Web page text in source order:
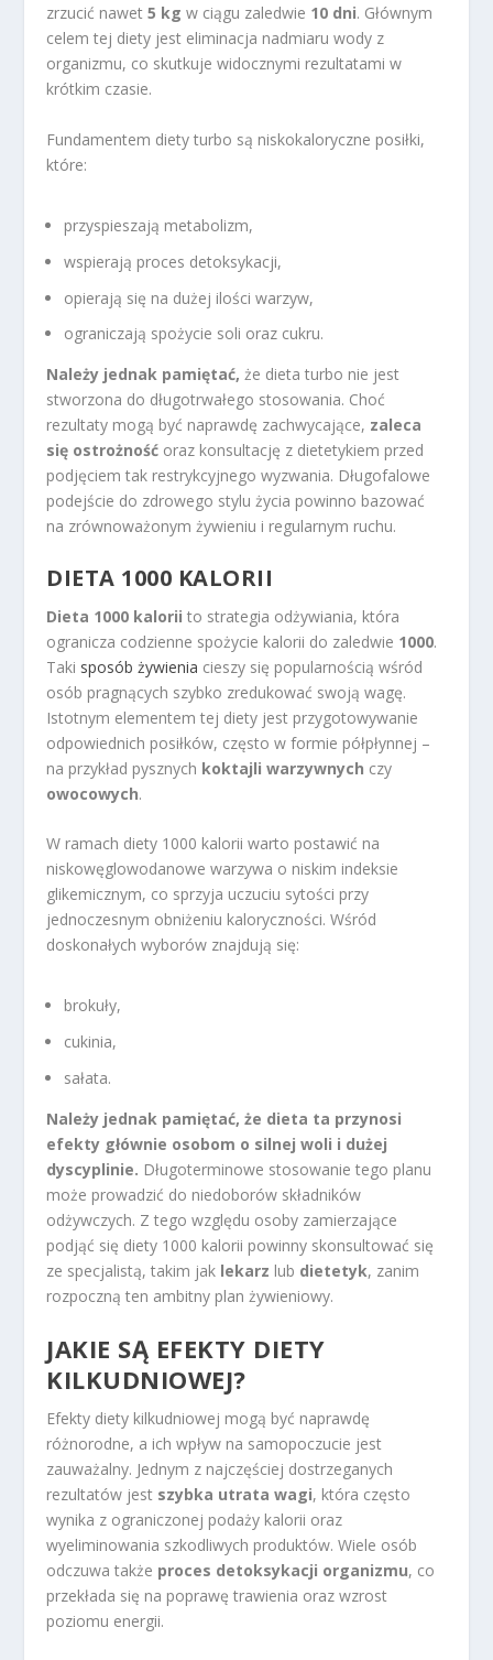
zrzucić nawet5 kg w ciągu zaledwie 10 dni. Głównym
celem tej diety jest eliminacja nadmiaru wody z
organizmu, co skutkuje widocznymi rezultatami w
krótkim czasie.
Fundamentem diety turbo są niskokaloryczne posiłki,
które:
przyspieszają metabolizm,
wspierają proces detoksykacji,
opierają się na dużej ilości warzyw,
ograniczają spożycie soli oraz cukru.
Należy jednak pamiętać, że dieta turbo nie jest
stworzona do długotrwałego stosowania. Choć
rezultaty mogą być naprawdę zachwycające, zaleca
się ostrożność oraz konsultację z dietetykiem przed
podjęciem tak restrykcyjnego wyzwania. Długofalowe
podejście do zdrowego stylu życia powinno bazować
na zrównoważonym żywieniu i regularnym ruchu.
DIETA 1000 KALORII
Dieta 1000 kalorii to strategia odżywiania, która
ogranicza codzienne spożycie kalorii do zaledwie 1000.
Taki sposób żywienia cieszy się popularnością wśród
osób pragnących szybko zredukować swoją wagę.
Istotnym elementem tej diety jest przygotowywanie
odpowiednich posiłków, często w formie półpłynnej –
na przykład pysznych koktajli warzywnych czy
owocowych.
W ramach diety 1000 kalorii warto postawić na
niskowęglowodanowe warzywa o niskim indeksie
glikemicznym, co sprzyja uczuciu sytości przy
jednoczesnym obniżeniu kaloryczności. Wśród
doskonałych wyborów znajdują się:
brokuły,
cukinia,
sałata.
Należy jednak pamiętać, że dieta ta przynosi
efekty głównie osobom o silnej woli i dużej
dyscyplinie. Długoterminowe stosowanie tego planu
może prowadzić do niedoborów składników
odżywczych. Z tego względu osoby zamierzające
podjąć się diety 1000 kalorii powinny skonsultować się
ze specjalistą, takim jak lekarz lub dietetyk, zanim
rozpoczną ten ambitny plan żywieniowy.
JAKIE SĄ EFEKTY DIETY
KILKUDNIOWEJ?
Efekty diety kilkudniowej mogą być naprawdę
różnorodne, a ich wpływ na samopoczucie jest
zauważalny. Jednym z najczęściej dostrzeganych
rezultatów jest szybka utrata wagi, która często
wynika z ograniczonej podaży kalorii oraz
wyeliminowania szkodliwych produktów. Wiele osób
odczuwa także proces detoksykacji organizmu, co
przekłada się na poprawę trawienia oraz wzrost
poziomu energii.